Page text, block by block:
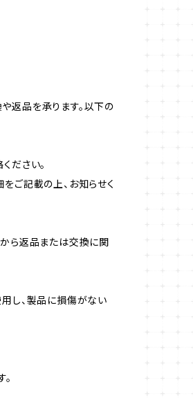
返品を承ります。以下の
ださい。
ご記載の上、お知らせく
ら返品または交換に関
し、製品に損傷がない